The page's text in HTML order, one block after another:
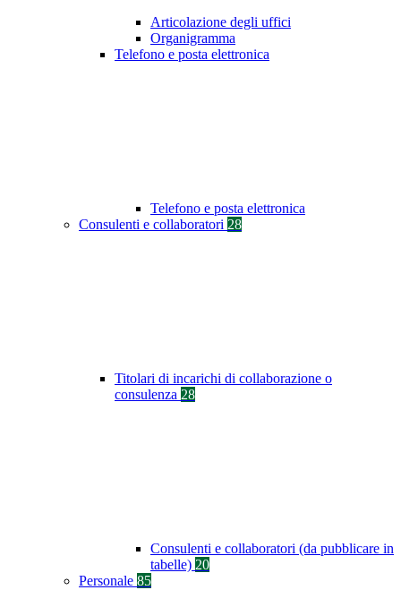
Articolazione degli uffici
Organigramma
Telefono e posta elettronica
Telefono e posta elettronica
Consulenti e collaboratori 28
Titolari di incarichi di collaborazione o
consulenza 28
Consulenti e collaboratori (da pubblicare in
tabelle) 20
Personale 85